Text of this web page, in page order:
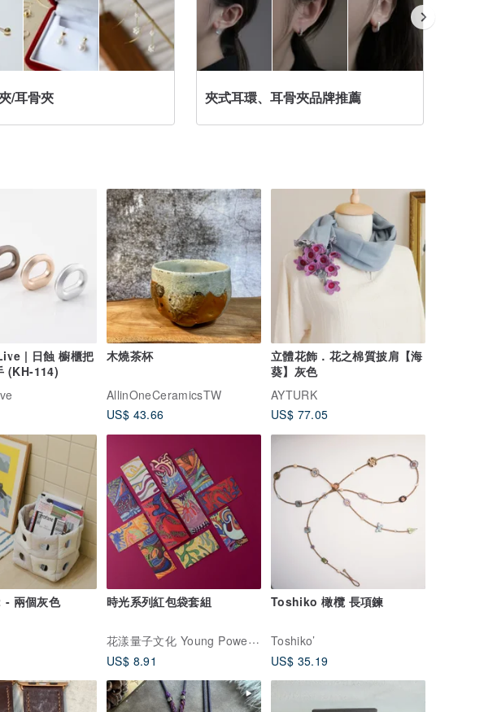
/耳骨夾 夾式耳環、耳骨夾品牌推薦
| 日蝕 櫥櫃把
(KH-114)
木燒茶杯
AllinOneCeramicsTW
US$ 43.66
立體花飾．花之棉質披肩【海
葵】灰色
AYTURK
US$ 77.05
- 兩個灰色 時光系列紅包袋套組
花漾量子文化 Young Power Art
US$ 8.91
Toshiko 橄欖 長項鍊
Toshiko’
US$ 35.19